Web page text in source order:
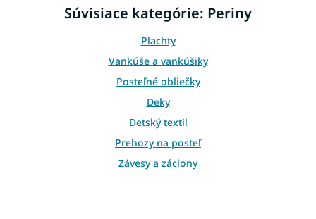
a
i
e
p
r
v
k
y
v
ý
p
Súvisiace kategórie: Periny
Plachty
Vankúše a vankúšiky
Posteľné obliečky
Deky
Detský textil
Prehozy na posteľ
Závesy a záclony